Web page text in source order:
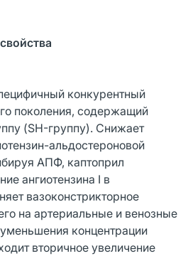
конкурентный
поколения, содержащий
(SH-группу). Снижает
альдостероновой
АПФ, каптоприл
ангиотензина I в
вазоконстрикторное
на артериальные и венозные
концентрации
вторичное увеличение